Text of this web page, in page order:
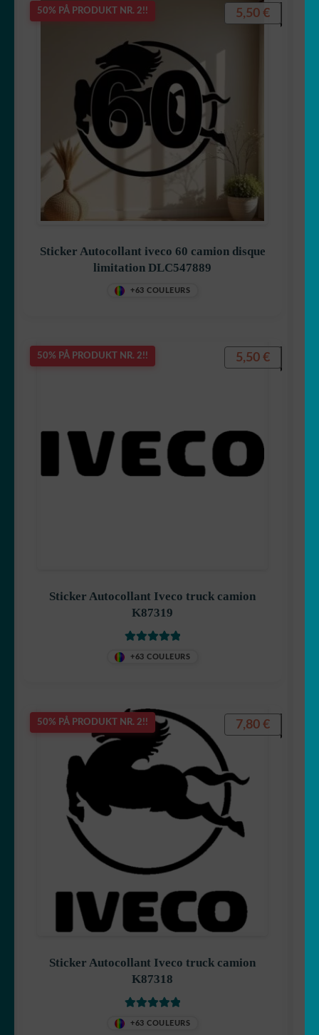
50% PÅ PRODUKT NR. 2!!
Sticker Autocollant iveco 60 camion disque
limitation DLC547889
+63 COULEURS
5,50 €
50% PÅ PRODUKT NR. 2!!
Sticker Autocollant Iveco truck camion
K87319
+63 COULEURS
5,50 €
50% PÅ PRODUKT NR. 2!!
Sticker Autocollant Iveco truck camion
K87318
+63 COULEURS
7,80 €